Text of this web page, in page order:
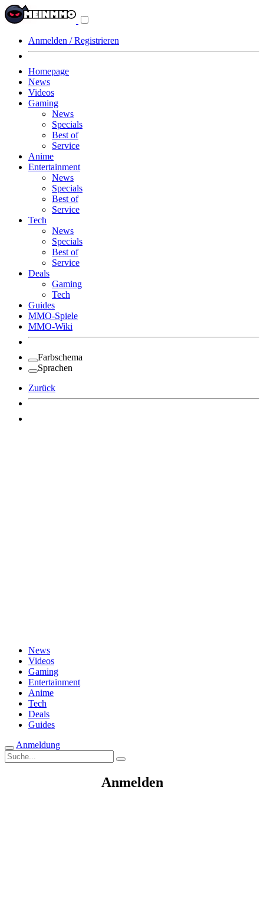
Anmelden / Registrieren
Homepage
News
Videos
Gaming
News
Specials
Best of
Service
Anime
Entertainment
News
Specials
Best of
Service
Tech
News
Specials
Best of
Service
Deals
Gaming
Tech
Guides
MMO-Spiele
MMO-Wiki
Farbschema
Sprachen
Zurück
News
Videos
Gaming
Entertainment
Anime
Tech
Deals
Guides
Anmeldung
Suche
nach:
Anmelden